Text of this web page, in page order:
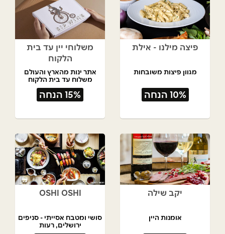
פיצה מילנו - אילת
מגוון פיצות משובחות
10% הנחה
משלוחי יין עד בית
הלקוח
אתר ינות מהארץ והעולם
משלוח עד בית הלקוח
15% הנחה
יקב שילה
אומנות היין
OSHI OSHI
סושי ומטבח אסייתי - סניפים
ירושלים, רעות